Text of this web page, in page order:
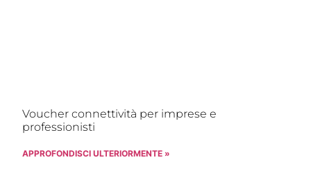
Voucher connettività per imprese e
professionisti
APPROFONDISCI ULTERIORMENTE »